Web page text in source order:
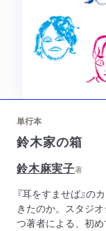
単行本
鈴木家の箱
鈴木麻実子著
『耳をすませば』
きたのか。スタジ
つ著者による、初め